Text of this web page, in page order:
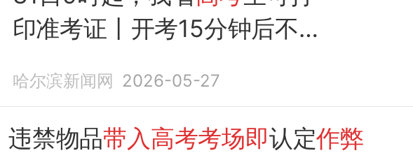
印准考证丨开考15分钟后不得
哈尔滨新闻网 2026-05-27
违禁物品带入高考考场即认定作弊